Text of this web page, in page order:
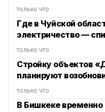
только что
Где в Чуйской
электричество —
только что
Стройку объектов
планируют
только что
В Бишкеке